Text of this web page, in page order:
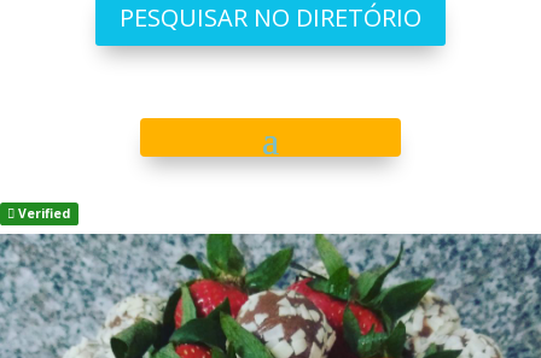
PESQUISAR NO DIRETÓRIO
Verified